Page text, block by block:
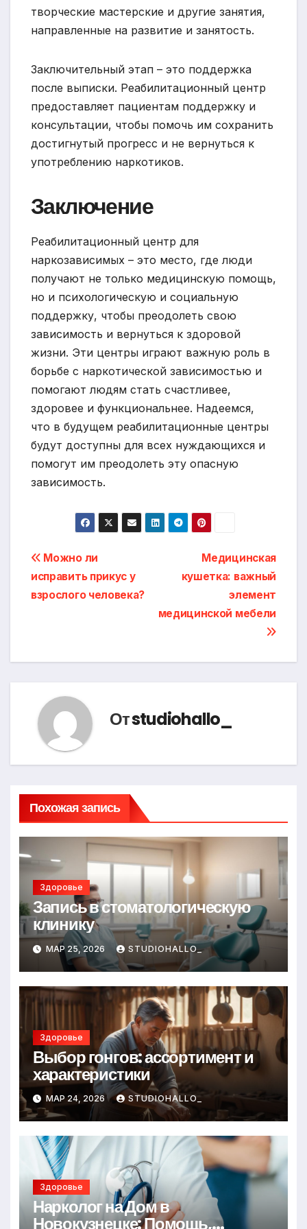
творческие мастерские и другие занятия,
направленные на развитие и занятость.
Заключительный этап – это поддержка
после выписки. Реабилитационный центр
предоставляет пациентам поддержку и
консультации, чтобы помочь им сохранить
достигнутый прогресс и не вернуться к
употреблению наркотиков.
Заключение
Реабилитационный центр для
наркозависимых – это место, где люди
получают не только медицинскую помощь,
но и психологическую и социальную
поддержку, чтобы преодолеть свою
зависимость и вернуться к здоровой
жизни. Эти центры играют важную роль в
борьбе с наркотической зависимостью и
помогают людям стать счастливее,
здоровее и функциональнее. Надеемся,
что в будущем реабилитационные центры
будут доступны для всех нуждающихся и
помогут им преодолеть эту опасную
зависимость.
Навигация
по
Медицинская
кушетка: важный
элемент
медицинской мебели
Можно ли
исправить прикус у
взрослого человека?
Отstudiohallo_
Похожая запись
Здоровье
Запись в стоматологическую
клинику
МАР 25, 2026 STUDIOHALLO_
Здоровье
Выбор гонгов: ассортимент и
характеристики
МАР 24, 2026 STUDIOHALLO_
Здоровье
Нарколог на Дом в
Новокузнецке: Помощь,